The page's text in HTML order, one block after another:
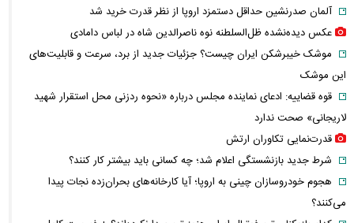
آلمان صدرنشین حداقل دستمزد اروپا از نظر قدرت خرید شد
عکس دیده‌نشده ظل‌السلطنه نوه ناصرالدین شاه در لباس دامادی
موشک خیبرشکن ایران چیست؟ جزئیات جدید از برد، سرعت و قابلیت‌های
این موشک
قوه قضاییه: ادعای نماینده مجلس درباره «نحوه ردزنی محل استقرار شهید
لاریجانی» صحت ندارد
قدرت‌نمایی تکاوران ارتش
شرط جدید بازنشستگی اعلام شد؛ چه کسانی باید بیشتر کار کنند؟
هجوم خودروسازان چینی به اروپا؛ آیا کارخانه‌های بحران‌زده نجات پیدا
می‌کنند؟